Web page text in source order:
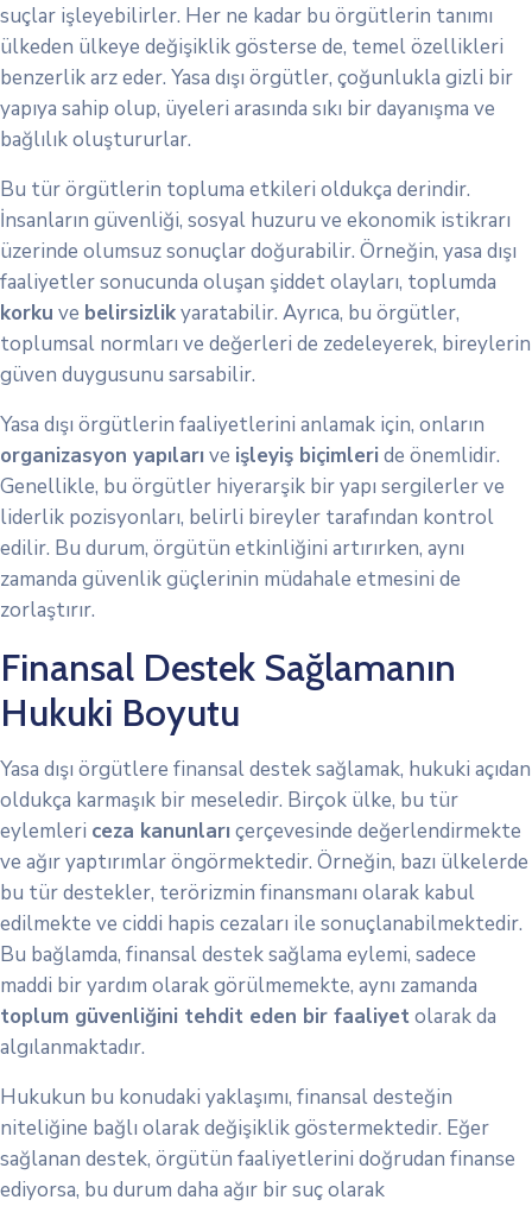
suçlar işleyebilirler. Her ne kadar bu örgütlerin tanımı
ülkeden ülkeye değişiklik gösterse de, temel özellikleri
benzerlik arz eder. Yasa dışı örgütler, çoğunlukla gizli bir
yapıya sahip olup, üyeleri arasında sıkı bir dayanışma ve
bağlılık oluştururlar.
Bu tür örgütlerin topluma etkileri oldukça derindir.
İnsanların güvenliği, sosyal huzuru ve ekonomik istikrarı
üzerinde olumsuz sonuçlar doğurabilir. Örneğin, yasa dışı
faaliyetler sonucunda oluşan şiddet olayları, toplumda
korku ve belirsizlikyaratabilir. Ayrıca, bu örgütler,
toplumsal normları ve değerleri de zedeleyerek, bireylerin
güven duygusunu sarsabilir.
Yasa dışı örgütlerin faaliyetlerini anlamak için, onların
organizasyon yapıları ve işleyiş biçimleri de önemlidir.
Genellikle, bu örgütler hiyerarşik bir yapı sergilerler ve
liderlik pozisyonları, belirli bireyler tarafından kontrol
edilir. Bu durum, örgütün etkinliğini artırırken, aynı
zamanda güvenlik güçlerinin müdahale etmesini de
zorlaştırır.
Finansal Destek Sağlamanın
Hukuki Boyutu
Yasa dışı örgütlere finansal destek sağlamak, hukuki açıdan
oldukça karmaşık bir meseledir. Birçok ülke, bu tür
eylemleri ceza kanunları çerçevesinde değerlendirmekte
ve ağır yaptırımlar öngörmektedir. Örneğin, bazı ülkelerde
bu tür destekler, terörizmin finansmanı olarak kabul
edilmekte ve ciddi hapis cezaları ile sonuçlanabilmektedir.
Bu bağlamda, finansal destek sağlama eylemi, sadece
maddi bir yardım olarak görülmemekte, aynı zamanda
toplum güvenliğini tehdit eden bir faaliyetolarak da
algılanmaktadır.
Hukukun bu konudaki yaklaşımı, finansal desteğin
niteliğine bağlı olarak değişiklik göstermektedir. Eğer
sağlanan destek, örgütün faaliyetlerini doğrudan finanse
ediyorsa, bu durum daha ağır bir suç olarak